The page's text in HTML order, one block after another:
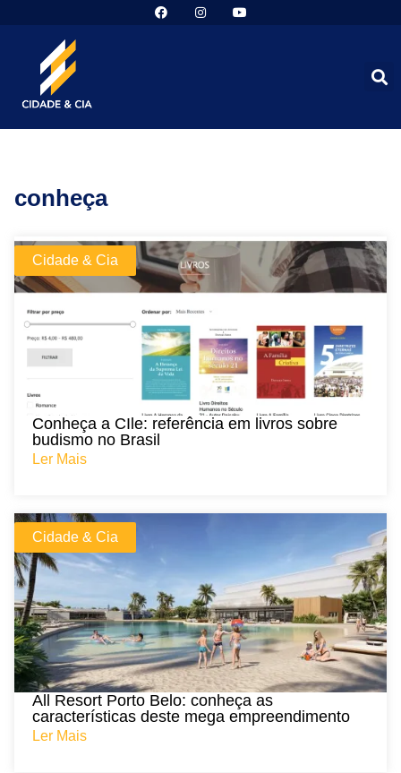
conheça
Cidade & Cia
Conheça a CIle: referência em livros sobre
budismo no Brasil
Ler Mais
Cidade & Cia
All Resort Porto Belo: conheça as
características deste mega empreendimento
Ler Mais